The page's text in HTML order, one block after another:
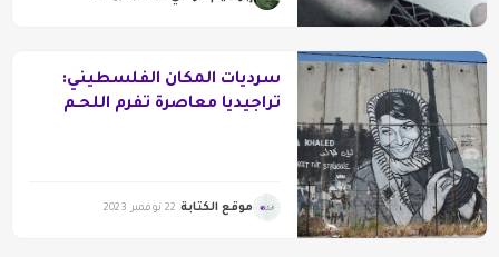
سرديات المكان الفلسطيني:
تراجيديا معاصرة تفرم اللحـم
موقع الكتابة 22 نوفمبر 2023